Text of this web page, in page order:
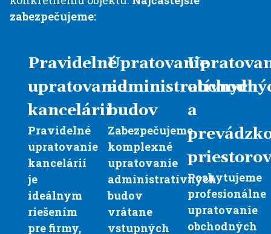
zabezpečujeme:
Pravidelné
upratovanie
kancelárií
Pravidelné
upratovanie
kancelárií
je
ideálnym
riešením
pre firmy,
Upratovanie
administratívnych
budov
Zabezpečujeme
komplexné
upratovanie
administratívnych
budov
vrátane
vstupných
a
priestorov
Poskytujeme
profesionálne
upratovanie
obchodných